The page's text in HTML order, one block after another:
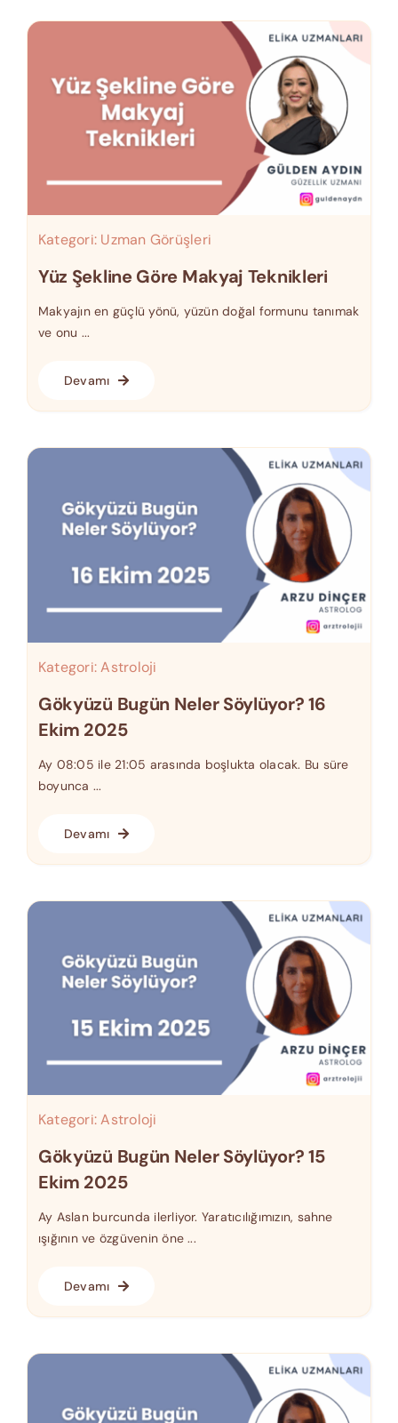
Kategori: Uzman Görüşleri
Yüz Şekline Göre Makyaj Teknikleri
Makyajın en güçlü yönü, yüzün doğal formunu tanımak
ve onu ...
Devamı
Kategori:Astroloji
Gökyüzü Bugün Neler Söylüyor? 16
Ekim 2025
Ay 08:05 ile 21:05 arasında boşlukta olacak. Bu süre
boyunca ...
Devamı
Kategori:Astroloji
Gökyüzü Bugün Neler Söylüyor? 15
Ekim 2025
Ay Aslan burcunda ilerliyor. Yaratıcılığımızın, sahne
ışığının ve özgüvenin öne ...
Devamı